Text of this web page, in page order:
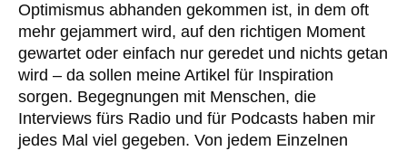
Optimismus abhanden gekommen ist, in dem oft
mehr gejammert wird, auf den richtigen Moment
gewartet oder einfach nur geredet und nichts getan
wird – da sollen meine Artikel für Inspiration
sorgen. Begegnungen mit Menschen, die
Interviews fürs Radio und für Podcasts haben mir
jedes Mal viel gegeben. Von jedem Einzelnen